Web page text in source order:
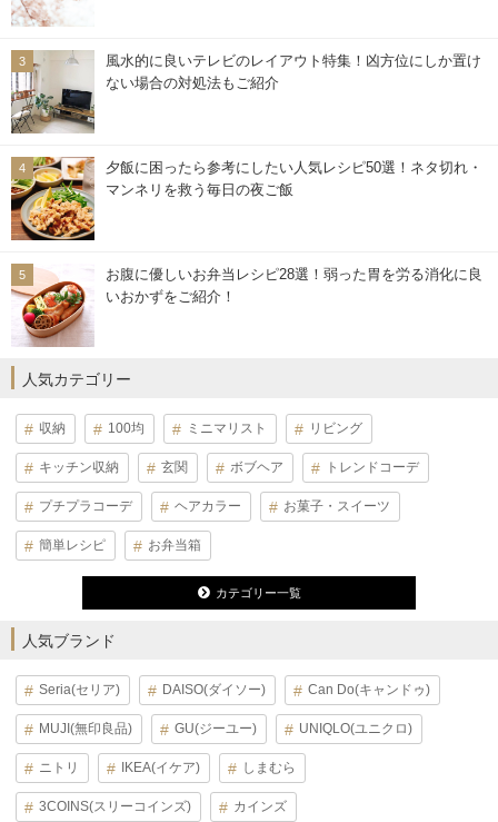
風水的に良いテレビのレイアウト特集！凶方位にしか置け
ない場合の対処法もご紹介
夕飯に困ったら参考にしたい人気レシピ50選！ネタ切れ・
マンネリを救う毎日の夜ご飯
お腹に優しいお弁当レシピ28選！弱った胃を労る消化に良
いおかずをご紹介！
人気カテゴリー
収納 100均 ミニマリスト リビング
キッチン収納 玄関 ボブヘア トレンドコーデ
プチプラコーデ ヘアカラー お菓子・スイーツ
簡単レシピ お弁当箱
カテゴリー一覧
人気ブランド
Seria(セリア) DAISO(ダイソー) Can Do(キャンドゥ)
MUJI(無印良品) GU(ジーユー) UNIQLO(ユニクロ)
ニトリ IKEA(イケア) しまむら
3COINS(スリーコインズ) カインズ